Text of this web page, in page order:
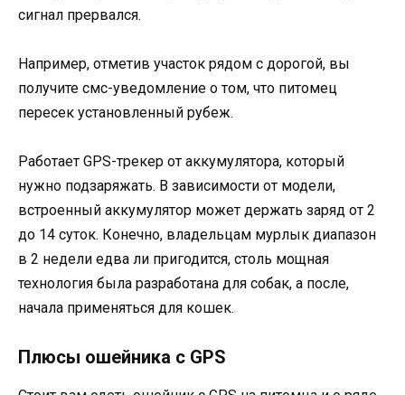
сигнал прервался.
Например, отметив участок рядом с дорогой, вы
получите смс-уведомление о том, что питомец
пересек установленный рубеж.
Работает GPS-трекер от аккумулятора, который
нужно подзаряжать. В зависимости от модели,
встроенный аккумулятор может держать заряд от 2
до 14 суток. Конечно, владельцам мурлык диапазон
в 2 недели едва ли пригодится, столь мощная
технология была разработана для собак, а после,
начала применяться для кошек.
Плюсы ошейника с GPS